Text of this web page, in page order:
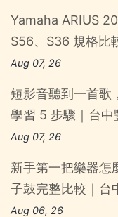
Yamaha ARIUS
S56、S36 規格比
Aug 07, 26
短影音聽到一首歌
學習 5 步驟｜台中
Aug 07, 26
新手第一把樂器怎
子鼓完整比較｜台
Aug 06, 26